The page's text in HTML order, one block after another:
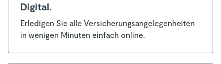
Digital.
Erledigen Sie alle Versicherungsangelegenheiten
in wenigen Minuten einfach online.